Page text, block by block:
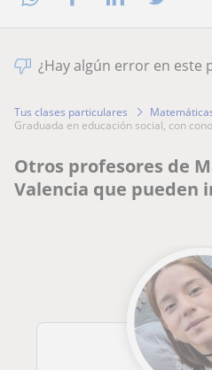
¿Hay algún error en este
Tus clases particulares
graduada en educación social, con
Otros profesores de
Valencia que pueden